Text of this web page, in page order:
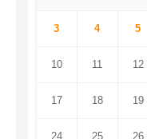
3 4 5
10 11 12
17 18 19
24 25 26